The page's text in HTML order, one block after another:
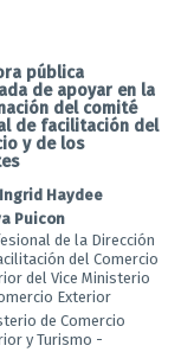
pública
de apoyar en la
del comité
de facilitación del
y de los
Haydee
Puicon
de la Dirección
del Comercio
del Vice Ministerio
Exterior
de Comercio
y Turismo -